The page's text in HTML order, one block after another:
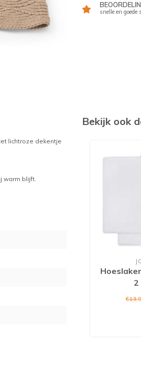
snelle en goede
lichtroze dekentje
warm blijft.
Bekijk ook
2